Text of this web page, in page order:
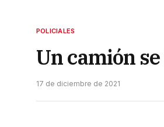
POLICIALES
Un camión
17 de diciembre de 2021